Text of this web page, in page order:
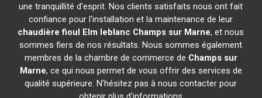
une tranquillité d'esprit. Nos clients satisfaits nous ont fait
confiance pour l'installation et la maintenance de leur
chaudière fioul Elm leblanc Champs sur Marne, et nous
sommes fiers de nos résultats. Nous sommes également
membres de la chambre de commerce de Champs sur
Marne, ce qui nous permet de vous offrir des services de
qualité supérieure. N'hésitez pas à nous contacter pour